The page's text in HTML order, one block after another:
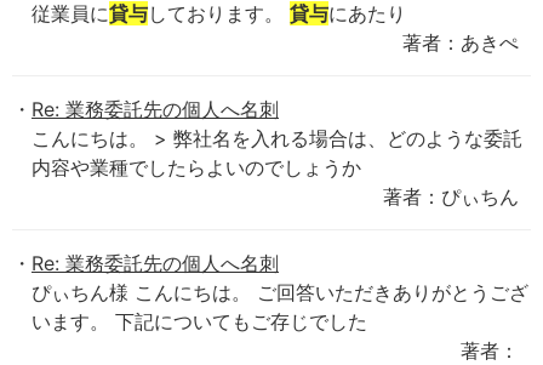
従業員に貸与しております。 貸与にあたり
著者：あきぺ
Re: 業務委託先の個人へ名刺
こんにちは。 > 弊社名を入れる場合は、どのような委託
内容や業種でしたらよいのでしょうか
著者：ぴぃちん
Re: 業務委託先の個人へ名刺
ぴぃちん様 こんにちは。 ご回答いただきありがとうござ
います。 下記についてもご存じでした
著者：